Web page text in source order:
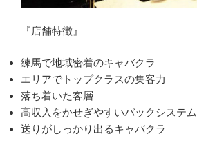
『店舗特徴』
練馬で地域密着のキャバクラ
エリアでトップクラスの集客力
落ち着いた客層
高収入をかせぎやすいバックシステム
送りがしっかり出るキャバクラ